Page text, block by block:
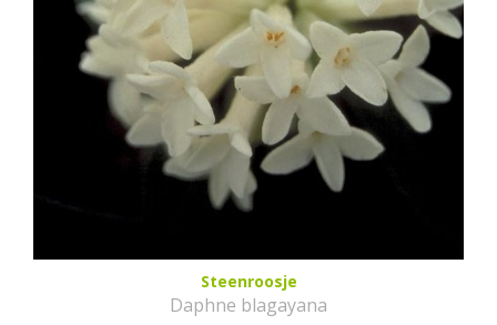
Steenroosje
Daphne blagayana